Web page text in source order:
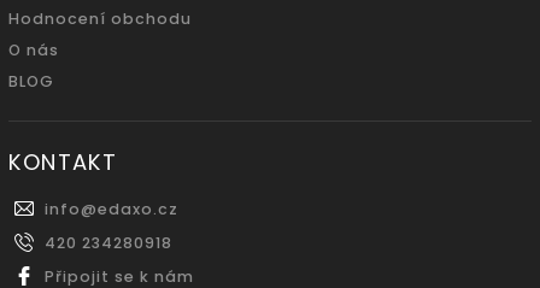
Hodnocení obchodu
O nás
BLOG
KONTAKT
info@edaxo.cz
420 234280918
Připojit se k nám